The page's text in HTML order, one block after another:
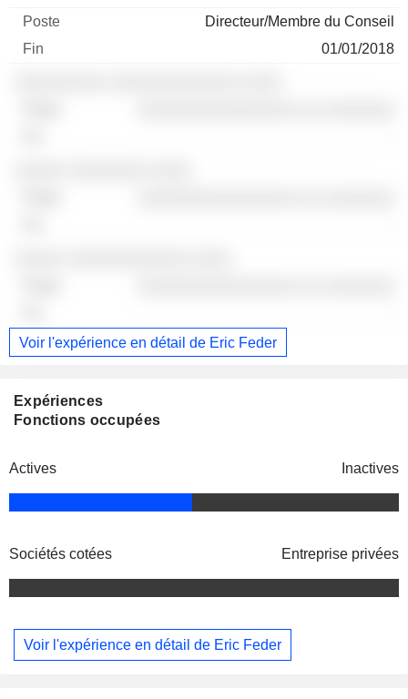
Directeur/Membre du Conseil
01/01/2018
Voir l'expérience en détail de Eric Feder
Expériences
Fonctions occupées
Actives Inactives
Sociétés cotées Entreprise privées
Voir l'expérience en détail de Eric Feder